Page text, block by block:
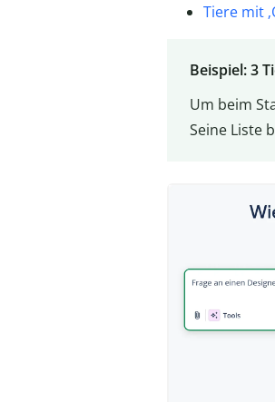
Tiere mit
Beispiel: 3
Um beim
Seine Liste